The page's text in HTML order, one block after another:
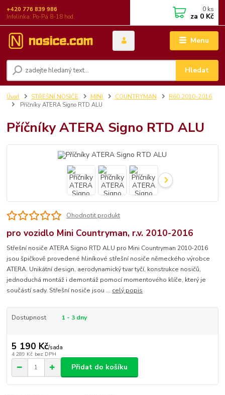
Menu
Hledat
+420 776 839 986
Infolinka: Po-Pá 8-18 hod.
0 ks
za 0 Kč
Úvod STŘEŠNÍ NOSIČE MINI COUNTRYMAN
R60 2010-2016
Příčníky ATERA Signo RTD ALU
Příčníky ATERA Signo RTD ALU
Ohodnotit produkt
pro vozidlo Mini Countryman, r.v. 2010-2016
Střešní nosiče ATERA Signo RTD ALU pro Mini Countryman 2010-2016
jsou špičkově provedené hliníkové střešní nosiče německého výrobce
ATERA. Unikátní design, aerodynamický tvar tyčí, konstrukce nosičů,
jednoduchá montáž i demontáž pomocí momentového klíče, který je
součástí sady. Střešní nosiče jsou ... celý popis
Dostupnost 1 - 3 dny
5 190 Kč/sada
4 289 Kč bez DPH
Přidat do košíku